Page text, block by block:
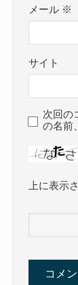
メール ※
サイト
次回の
の名前
上に表示